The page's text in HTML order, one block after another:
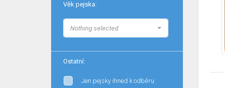
Věk pejska:
Nothing selected
Ostatní:
Jen pejsky ihned k odběru